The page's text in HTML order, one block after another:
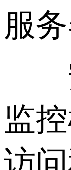
服
安
监
访